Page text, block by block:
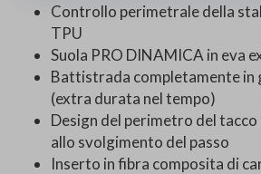
Controllo perimetrale della
TPU
Suola PRO DINAMICA in eva
Battistrada completamente in
(extra durata nel tempo)
Design del perimetro del
allo svolgimento del passo
Inserto in fibra composita di